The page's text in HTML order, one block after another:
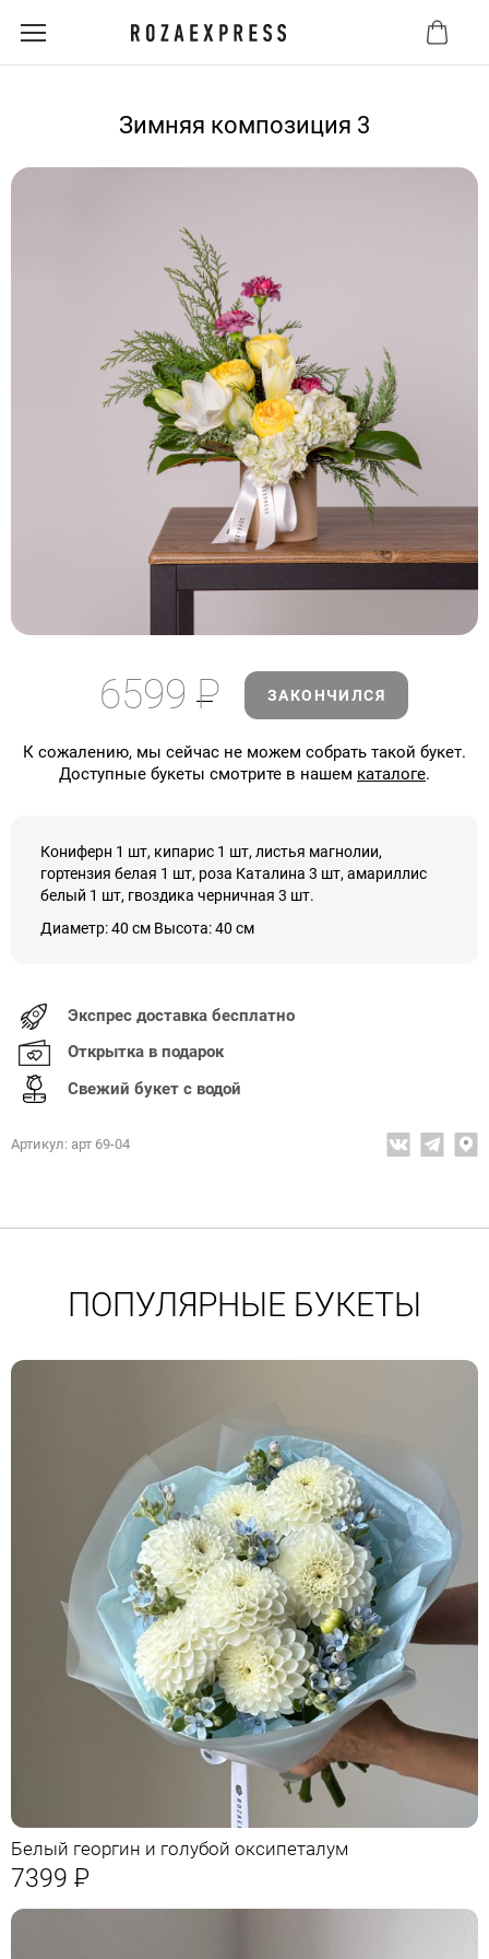
Зимняя композиция 3
6599Р ЗАКОНЧИЛСЯ
К сожалению, мы сейчас не можем собрать такой букет.
Доступные букеты смотрите в нашем каталоге.
Кониферн 1 шт, кипарис 1 шт, листья магнолии,
гортензия белая 1 шт, роза Каталина 3 шт, амариллис
белый 1 шт, гвоздика черничная 3 шт.
Диаметр: 40 см Высота: 40 см
Экспрес доставка бесплатно
Открытка в подарок
Свежий букет с водой
Артикул: арт 69-04
ПОПУЛЯРНЫЕ БУКЕТЫ
Белый георгин и голубой оксипеталум
7399 Р